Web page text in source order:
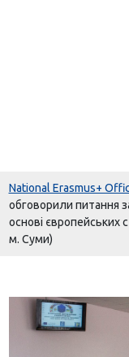
National Erasmus+
обговорили питання
основі європейських
м. Суми)